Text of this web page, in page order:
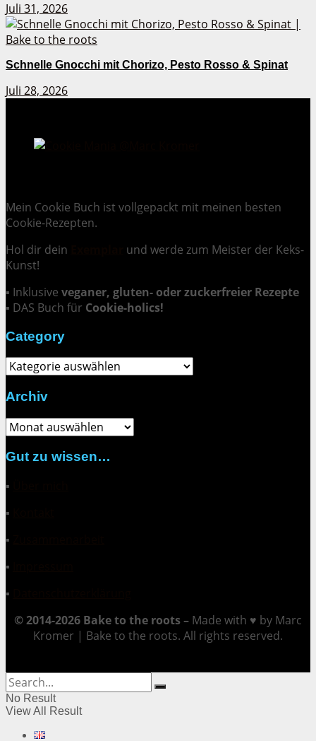
Juli 31, 2026
Schnelle Gnocchi mit Chorizo, Pesto Rosso & Spinat
Juli 28, 2026
Mein Cookie Buch ist vollgepackt mit meinen besten
Cookie-Rezepten.
Hol dir dein
und werde zum Meister der Keks-
Kunst!
▪ Inklusive veganer, gluten- oder zuckerfreier Rezepte
▪ DAS Buch für Cookie-holics!
Category
Category
Archiv
Archiv
Gut zu wissen…
▪
▪
▪
▪
▪
© 2014-2026 Bake to the roots – Made with ♥ by Marc
Kromer | Bake to the roots. All rights reserved.
No Result
View All Result